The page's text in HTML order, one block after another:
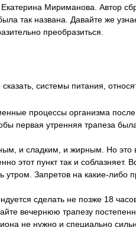
Мириманова. Автор
так названа. Давайте же
преобразиться.
системы питания,
процессы организма
первая утренняя трапеза
и сладким, и жирным. Но это
этот пункт так и соблазняет.
утром. Запретов на какие-либо
сделать не позже 18
вечернюю трапезу
не нужно и специально